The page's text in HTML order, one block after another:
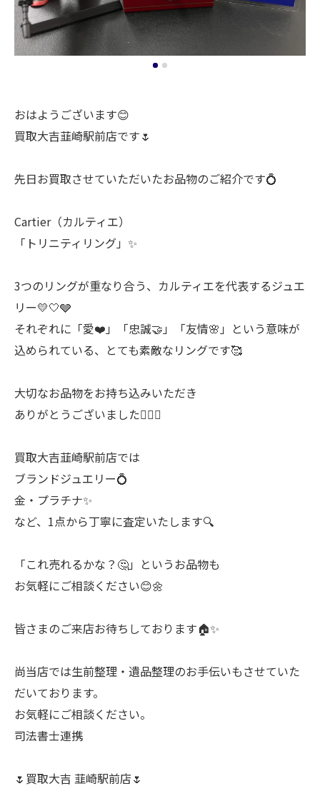
おはようございます😊
買取大吉韮崎駅前店です🌷
先日お買取させていただいたお品物のご紹介です💍
Cartier（カルティエ）
「トリニティリング」✨
3つのリングが重なり合う、カルティエを代表するジュエ
リー💛🤍🩶
それぞれに「愛❤️」「忠誠🤝」「友情🌸」という意味が
込められている、とても素敵なリングです🥰
大切なお品物をお持ち込みいただき
ありがとうございました🙇‍♀️✨
買取大吉韮崎駅前店では
ブランドジュエリー💍
金・プラチナ✨
など、1点から丁寧に査定いたします🔍
「これ売れるかな？🤔」というお品物も
お気軽にご相談ください😊🌼
皆さまのご来店お待ちしております🏠✨
尚当店では生前整理・遺品整理のお手伝いもさせていた
だいております。
お気軽にご相談ください。
司法書士連携
🌷買取大吉 韮崎駅前店🌷